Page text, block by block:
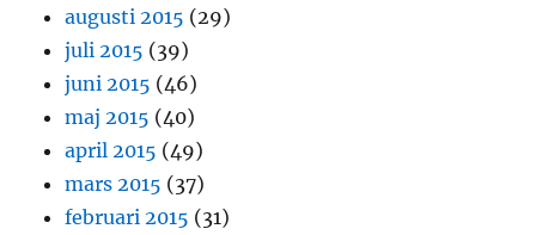
augusti 2015 (29)
juli 2015 (39)
juni 2015 (46)
maj 2015 (40)
april 2015 (49)
mars 2015 (37)
februari 2015 (31)